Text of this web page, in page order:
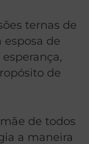
ternas de
esposa de
de
de todos
a maneira